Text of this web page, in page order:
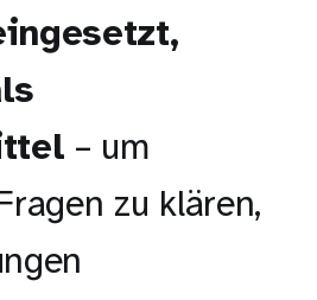
– um
zu klären,